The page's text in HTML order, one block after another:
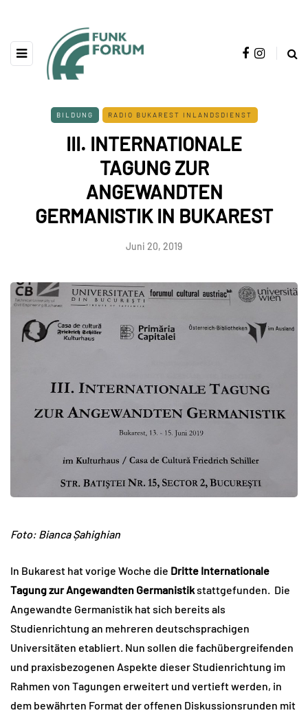
BILDUNG RADIO BUKAREST INLANDSDIENST
III. INTERNATIONALE
TAGUNG ZUR
ANGEWANDTEN
GERMANISTIK IN BUKAREST
Juni 20, 2019
Foto: Bianca Șahighian
In Bukarest hat vorige Woche die Dritte Internationale
Tagung zur Angewandten Germanistikstattgefunden. Die
Angewandte Germanistik hat sich bereits als
Studienrichtung an mehreren deutschsprachigen
Universitäten etabliert. Nun sollen die fachübergreifenden
und praxisbezogenen Aspekte dieser Studienrichtung im
Rahmen von Tagungen erweitert und vertieft werden, in
dem bewährten Format der offenen Diskussionsrunden mit